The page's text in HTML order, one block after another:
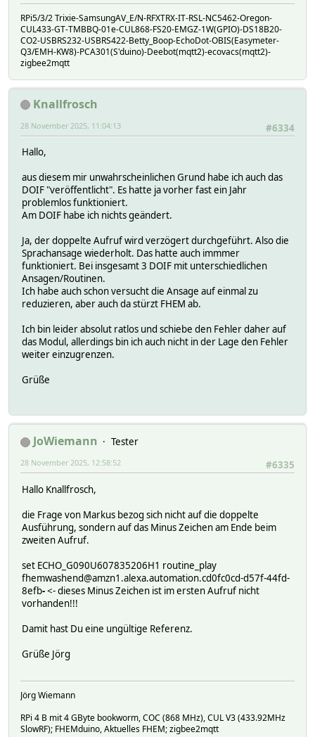
RPi5/3/2 Trixie-SamsungAV_E/N-RFXTRX-IT-RSL-NC5462-Oregon-
CUL433-GT-TMBBQ-01e-CUL868-FS20-EMGZ-1W(GPIO)-DS18B20-
CO2-USBRS232-USBRS422-Betty_Boop-EchoDot-OBIS(Easymeter-
Q3/EMH-KW8)-PCA301(S'duino)-Deebot(mqtt2)-ecovacs(mqtt2)-
zigbee2mqtt
Knallfrosch
#6334
28 November 2025, 11:04:13
Hallo,
aus diesem mir unwahrscheinlichen Grund habe ich auch das
DOIF "veröffentlicht". Es hatte ja vorher fast ein Jahr
problemlos funktioniert.
Am DOIF habe ich nichts geändert.
Ja, der doppelte Aufruf wird verzögert durchgeführt. Also die
Sprachansage wiederholt. Das hatte auch immmer
funktioniert. Bei insgesamt 3 DOIF mit unterschiedlichen
Ansagen/Routinen.
Ich habe auch schon versucht die Ansage auf einmal zu
reduzieren, aber auch da stürzt FHEM ab.
Ich bin leider absolut ratlos und schiebe den Fehler daher auf
das Modul, allerdings bin ich auch nicht in der Lage den Fehler
weiter einzugrenzen.
Grüße
JoWiemann
Tester
#6335
28 November 2025, 12:58:52
Hallo Knallfrosch,
die Frage von Markus bezog sich nicht auf die doppelte
Ausführung, sondern auf das Minus Zeichen am Ende beim
zweiten Aufruf.
set ECHO_G090U607835206H1 routine_play
fhemwashend@amzn1.alexa.automation.cd0fc0cd-d57f-44fd-
8efb-<- dieses Minus Zeichen ist im ersten Aufruf nicht
vorhanden!!!
Damit hast Du eine ungültige Referenz.
Grüße Jörg
Jörg Wiemann
RPi 4 B mit 4 GByte bookworm, COC (868 MHz), CUL V3 (433.92MHz
SlowRF); FHEMduino, Aktuelles FHEM; zigbee2mqtt